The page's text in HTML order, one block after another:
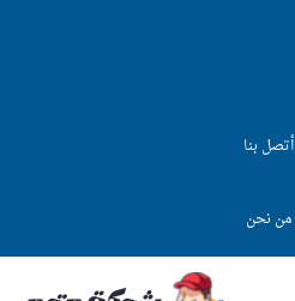
أتصل بنا
من نحن